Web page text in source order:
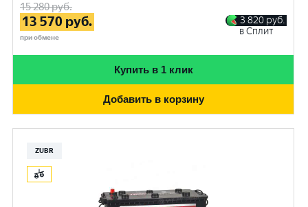
15 280руб.
13 570 руб.
при обмене
3 820 руб.
в Сплит
Купить в 1 клик
Добавить в корзину
ZUBR